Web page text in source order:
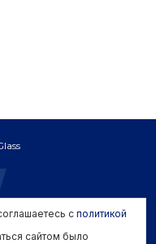
reserved.
с политикой
сайтом было